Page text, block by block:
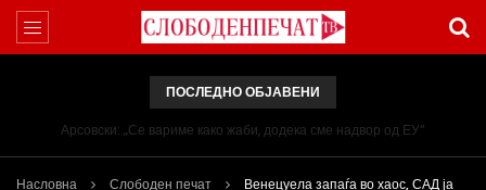
ПОСЛЕДНО ОБЈАВЕНИ
Арсовски: „Се вариме како жаби, додека сме надвор од ЕУ“
Насловна Слободен печат
Венецуела запаѓа во хаос, САД ја